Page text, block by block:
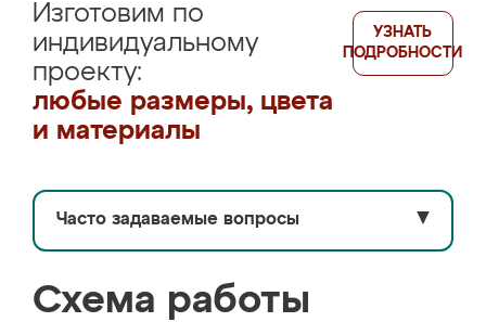
Изготовим по
индивидуальному
проекту:
любые размеры, цвета
и материалы
УЗНАТЬ
ПОДРОБНОСТИ
Часто задаваемые вопросы ▼
Схема работы